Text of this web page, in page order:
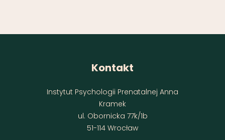
Kontakt
Instytut Psychologii Prenatalnej Anna
Kramek
ul. Obornicka 77k/1b
51-114 Wrocław